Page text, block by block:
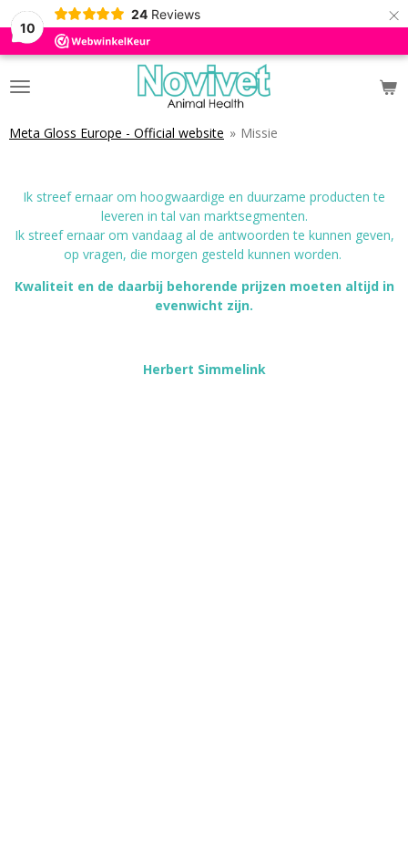
10
24 Reviews ×
Meta Gloss Europe - Official website » Missie
Ik streef ernaar om hoogwaardige en duurzame producten te
leveren in tal van marktsegmenten.
Ik streef ernaar om vandaag al de antwoorden te kunnen geven,
op vragen, die morgen gesteld kunnen worden.
Kwaliteit en de daarbij behorende prijzen moeten altijd in
evenwicht zijn.
Herbert Simmelink